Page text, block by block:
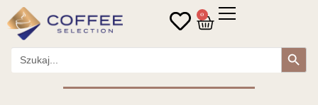
0
Search
for:
Search Button